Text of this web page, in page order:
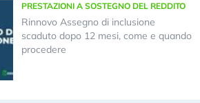
PRESTAZIONI A SOSTEGNO DEL REDDITO
Rinnovo Assegno di inclusione
scaduto dopo 12 mesi, come e quando
procedere